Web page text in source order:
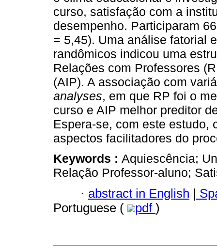
curso, satisfação com a
desempenho. Participaram
= 5,45). Uma análise fatorial
randômicos indicou uma
Relações com Professores
(AIP). A associação com
analyses, em que RP foi o
curso e AIP melhor preditor
Espera-se, com este estudo,
aspectos facilitadores do
Keywords : Aquiescência;
Relação Professor-aluno;
· abstract in English |
Portuguese (
pdf )